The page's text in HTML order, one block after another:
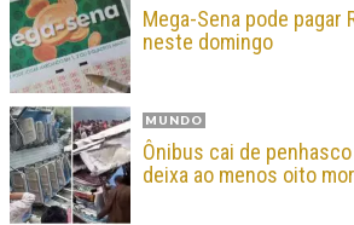
Mega-Sena pode pagar
neste domingo
MUNDO
Ônibus cai de
deixa ao menos oito